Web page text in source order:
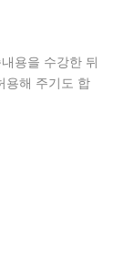
용을 수강한 뒤
용해 주기도 합